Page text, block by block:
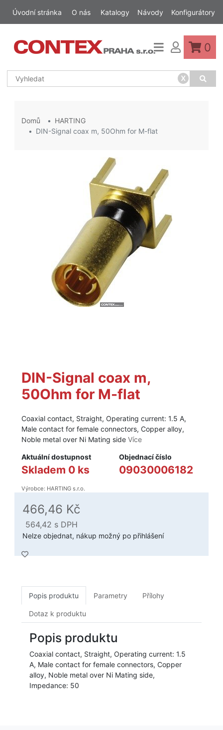
Úvodní stránka O nás Katalogy Návody Konfigurátory
x
0
Domů
HARTING
DIN-Signal coax m, 50Ohm for M-flat
DIN-Signal coax m,
50Ohm for M-flat
Coaxial contact, Straight, Operating current: 1.5 A,
Male contact for female connectors, Copper alloy,
Noble metal over Ni Mating side Více
Aktuální dostupnost
Skladem 0 ks
Objednací číslo
09030006182
Výrobce: HARTING s.r.o.
466,46 Kč
564,42 s DPH
Nelze objednat, nákup možný po přihlášení
Popis produktu Parametry Přílohy
Dotaz k produktu
Popis produktu
Coaxial contact, Straight, Operating current: 1.5
A, Male contact for female connectors, Copper
alloy, Noble metal over Ni Mating side,
Impedance: 50